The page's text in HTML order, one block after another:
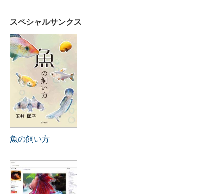
スペシャルサンクス
魚の飼い方